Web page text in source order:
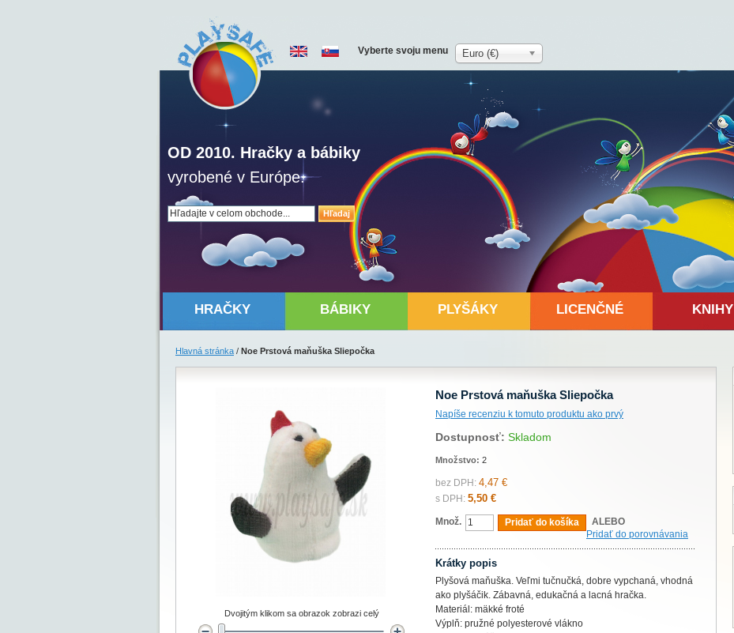
Hľadaj
OD 2010. Hračky a bábiky
vyrobené v Európe.
Vyberte svoju menu Euro (€)
HRAČKY BÁBIKY PLYŠÁKY LICENČNÉ KNIHY
Hlavná stránka / Noe Prstová maňuška Sliepočka
Noe Prstová maňuška Sliepočka
Napíše recenziu k tomuto produktu ako prvý
Dostupnosť: Skladom
Množstvo: 2
bez DPH: 4,47 €
s DPH: 5,50 €
Množ. Pridať do košíka
ALEBO
Pridať do porovnávania
Krátky popis
Plyšová maňuška. Veľmi tučnučká, dobre vypchaná, vhodná
ako plyšáčik. Zábavná, edukačná a lacná hračka.
Materiál: mäkké froté
Výplň: pružné polyesterové vlákno
Dvojitým klikom sa obrazok zobrazi celý